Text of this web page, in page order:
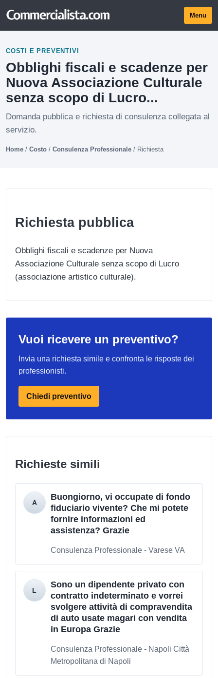
Menu
COSTI E PREVENTIVI
Obblighi fiscali e scadenze per
Nuova Associazione Culturale
senza scopo di Lucro...
Domanda pubblica e richiesta di consulenza collegata al
servizio.
Home / Costo / Consulenza Professionale / Richiesta
Richiesta pubblica
Obblighi fiscali e scadenze per Nuova
Associazione Culturale senza scopo di Lucro
(associazione artistico culturale).
Vuoi ricevere un preventivo?
Invia una richiesta simile e confronta le risposte dei
professionisti.
Chiedi preventivo
Richieste simili
Buongiorno, vi occupate di fondo
fiduciario vivente? Che mi potete
fornire informazioni ed
assistenza? Grazie
Consulenza Professionale - Varese VA
Sono un dipendente privato con
contratto indeterminato e vorrei
svolgere attività di compravendita
di auto usate magari con vendita
in Europa Grazie
Consulenza Professionale - Napoli Città
Metropolitana di Napoli